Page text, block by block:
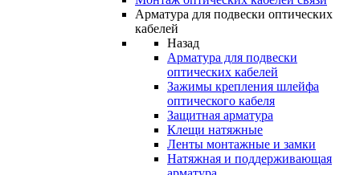
Арматура для подвески оптических
кабелей
Назад
Арматура для подвески
оптических кабелей
Зажимы крепления шлейфа
оптического кабеля
Защитная арматура
Клещи натяжные
Ленты монтажные и замки
Натяжная и поддерживающая